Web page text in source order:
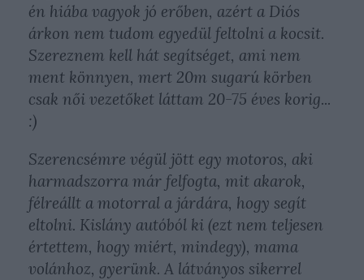
én hiába vagyok jó erőben, azért a Diós
árkon nem tudom egyedül feltolni a kocsit.
Szereznem kell hát segítséget, ami nem
ment könnyen, mert 20m sugarú körben
csak női vezetőket láttam 20-75 éves korig...
:)
Szerencsémre végül jött egy motoros, aki
harmadszorra már felfogta, mit akarok,
félreállt a motorral a járdára, hogy segít
eltolni. Kislány autóból ki (ezt nem teljesen
értettem, hogy miért, mindegy), mama
volánhoz, gyerünk. A látványos sikerrel